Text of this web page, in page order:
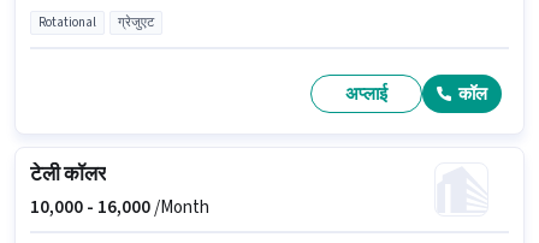
Rotational ग्रेजुएट
अप्लाई कॉल
टेली कॉलर
10,000 - 16,000/Month